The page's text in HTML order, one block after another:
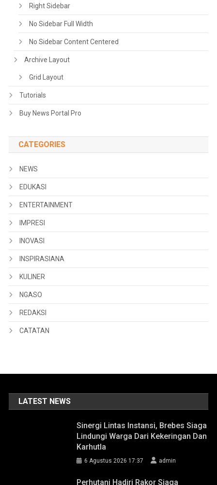
Right Sidebar
No Sidebar Full Width
No Sidebar Content Centered
Archive Layout
Grid Layout
Tutorials
Buy News Portal Pro
CATEGORIES
NEWS
EDUKASI
ENTERTAINMENT
IMPRESI
INOVASI
INSPIRASIANA
KULINER
NGASO
REDAKSI
CATATAN
LATEST NEWS
Sinergi Lintas Instansi, Brebes Siaga
Lindungi Warga Dari Kekeringan Dan
Karhutla
6 Agustus 2026 17:37 admin
Perhutani Hadiri Rakor Siaga